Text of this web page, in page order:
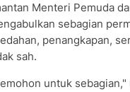
Menteri Pemuda
sebagian
penangkapan,
sah.
untuk sebagian,"